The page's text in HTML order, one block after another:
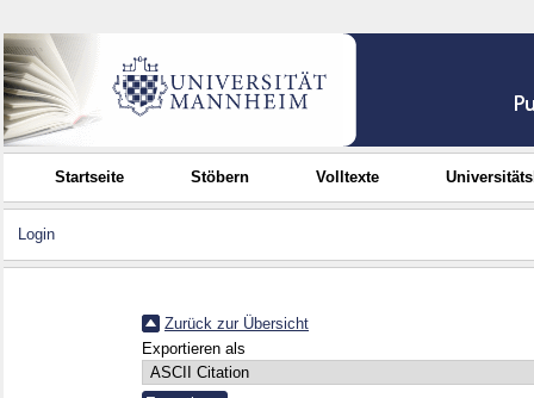
Startseite Stöbern Volltexte
Login
Zurück zur Übersicht
Exportieren als